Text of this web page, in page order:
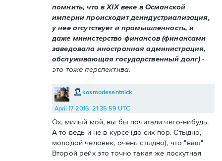
помнить, что в XIX веке в Османской
империи происходит деиндустриализация,
у нее отсутствует и промышленность, и
даже министерство финансов (финансами
заведовала иностранная администрация,
обслуживающая государственный долг)-
это тоже перспектива.
kosmodesantnick
April 17 2016, 21:35:59 UTC
Ох, милый мой, вы бы почитали чего-нибудь.
А то ведь и не в курсе (до сих пор. Стыдно,
молодой человек, очень стыдно), что "ваш"
Второй рейх это точно такая же лоскутная